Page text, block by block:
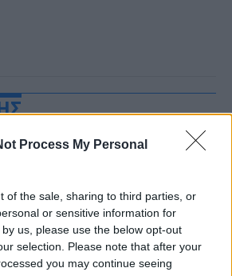
Process My Personal
of the sale, sharing to third parties, or
or sensitive information for
us, please use the below opt-out
selection. Please note that after your
you may continue seeing
Γιαννακόπουλος για Ολυμπιακό:
«Πριν 10 χρόνια φώναζαν
οφσάιντ, δεν ήξεραν ότι η
μπάλα μπάσκετ είναι
πορτοκαλί»
ΧΤΕΣ